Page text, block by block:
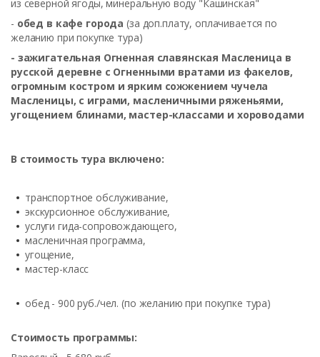
из северной ягоды, минеральную воду "Кашинская"
- обед в кафе города (за доп.плату, оплачивается по
желанию при покупке тура)
- зажигательная Огненная славянская Масленица в
русской деревне с Огненными вратами из факелов,
огромным костром и ярким сожжением чучела
Масленицы, с играми, масленичными ряженьями,
угощением блинами, мастер-классами и хороводами
В стоимость тура включено:
транспортное обслуживание,
экскурсионное обслуживание,
услуги гида-сопровождающего,
масленичная программа,
угощение,
мастер-класс
обед - 900 руб./чел. (по желанию при покупке тура)
Стоимость программы: